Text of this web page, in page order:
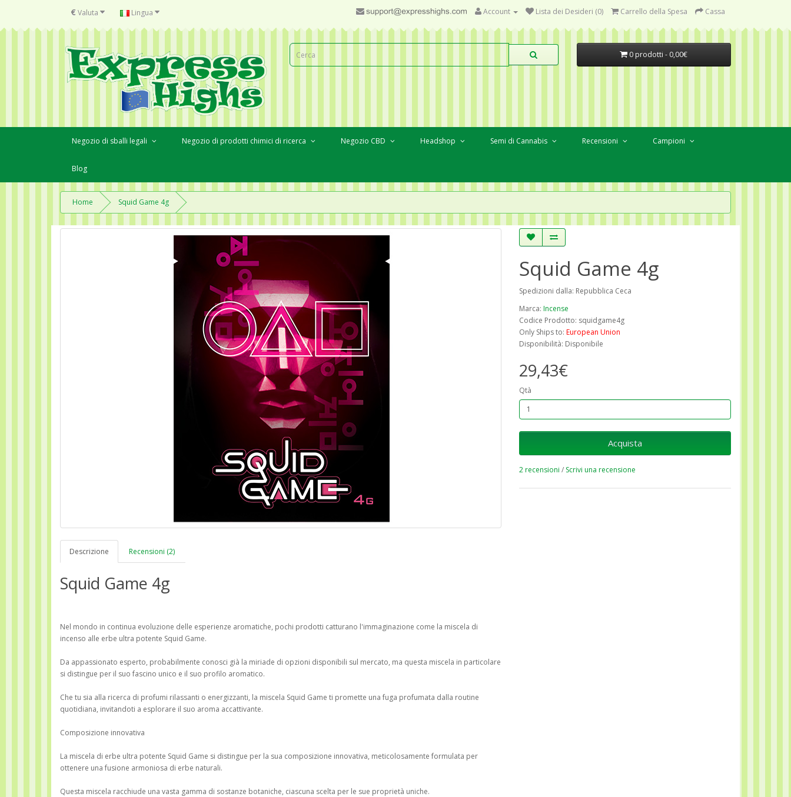
€ Valuta Lingua Account Lista dei Desideri (0) Carrello della Spesa Cassa
0 prodotti - 0,00€
Negozio di sballi legali Negozio di prodotti chimici di ricerca Negozio CBD Headshop Semi di Cannabis Recensioni Campioni
Blog
Home Squid Game 4g
Descrizione Recensioni (2)
Squid Game 4g
Nel mondo in continua evoluzione delle esperienze aromatiche, pochi prodotti catturano l'immaginazione come la miscela di
incenso alle erbe ultra potente Squid Game.
Da appassionato esperto, probabilmente conosci già la miriade di opzioni disponibili sul mercato, ma questa miscela in particolare
si distingue per il suo fascino unico e il suo profilo aromatico.
Che tu sia alla ricerca di profumi rilassanti o energizzanti, la miscela Squid Game ti promette una fuga profumata dalla routine
quotidiana, invitandoti a esplorare il suo aroma accattivante.
Composizione innovativa
La miscela di erbe ultra potente Squid Game si distingue per la sua composizione innovativa, meticolosamente formulata per
ottenere una fusione armoniosa di erbe naturali.
Questa miscela racchiude una vasta gamma di sostanze botaniche, ciascuna scelta per le sue proprietà uniche.
Squid Game 4g
Spedizioni dalla: Repubblica Ceca
Marca: Incense
Codice Prodotto: squidgame4g
Only Ships to: European Union
Disponibilità: Disponibile
29,43€
Qtà
Acquista
2 recensioni / Scrivi una recensione